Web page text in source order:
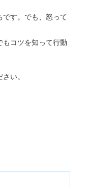
す。でも、怒って
コツを知って行動
い。